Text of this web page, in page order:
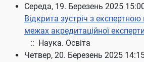
Середа, 19. Березень 2025
Відкрита зустріч з
межах акредитаційної
:: Наука. Освіта
Четвер, 20. Березень 2025